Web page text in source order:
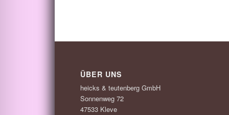
ÜBER UNS
heicks & teutenberg GmbH
Sonnenweg 72
47533 Kleve